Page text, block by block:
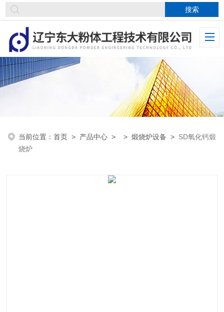
当前位置：首页 > 产品中心 > >煅烧炉设备 > SD氧化钙煅
烧炉